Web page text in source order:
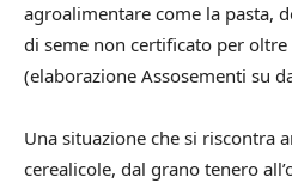
agroalimentare come la pasta,
di seme non certificato per
(elaborazione Assosementi su
Una situazione che si riscontra
cerealicole, dal grano tenero